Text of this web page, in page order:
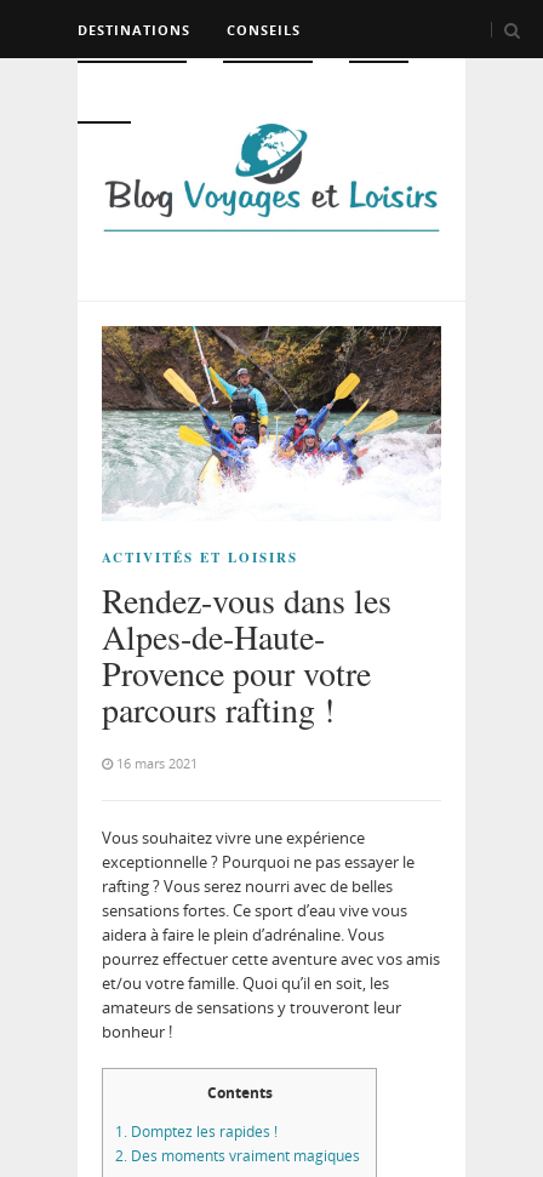
DESTINATIONS CONSEILS
ACTIVITÉS ET LOISIRS
Rendez-vous dans les
Alpes-de-Haute-
Provence pour votre
parcours rafting !
16 mars 2021
Vous souhaitez vivre une expérience
exceptionnelle ? Pourquoi ne pas essayer le
rafting ? Vous serez nourri avec de belles
sensations fortes. Ce sport d’eau vive vous
aidera à faire le plein d’adrénaline. Vous
pourrez effectuer cette aventure avec vos amis
et/ou votre famille. Quoi qu’il en soit, les
amateurs de sensations y trouveront leur
bonheur !
Contents
1. Domptez les rapides !
2. Des moments vraiment magiques